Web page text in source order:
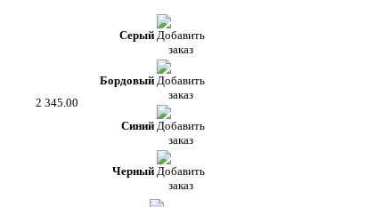
2 345.00
Серый
Бордовый
Синий
Черный